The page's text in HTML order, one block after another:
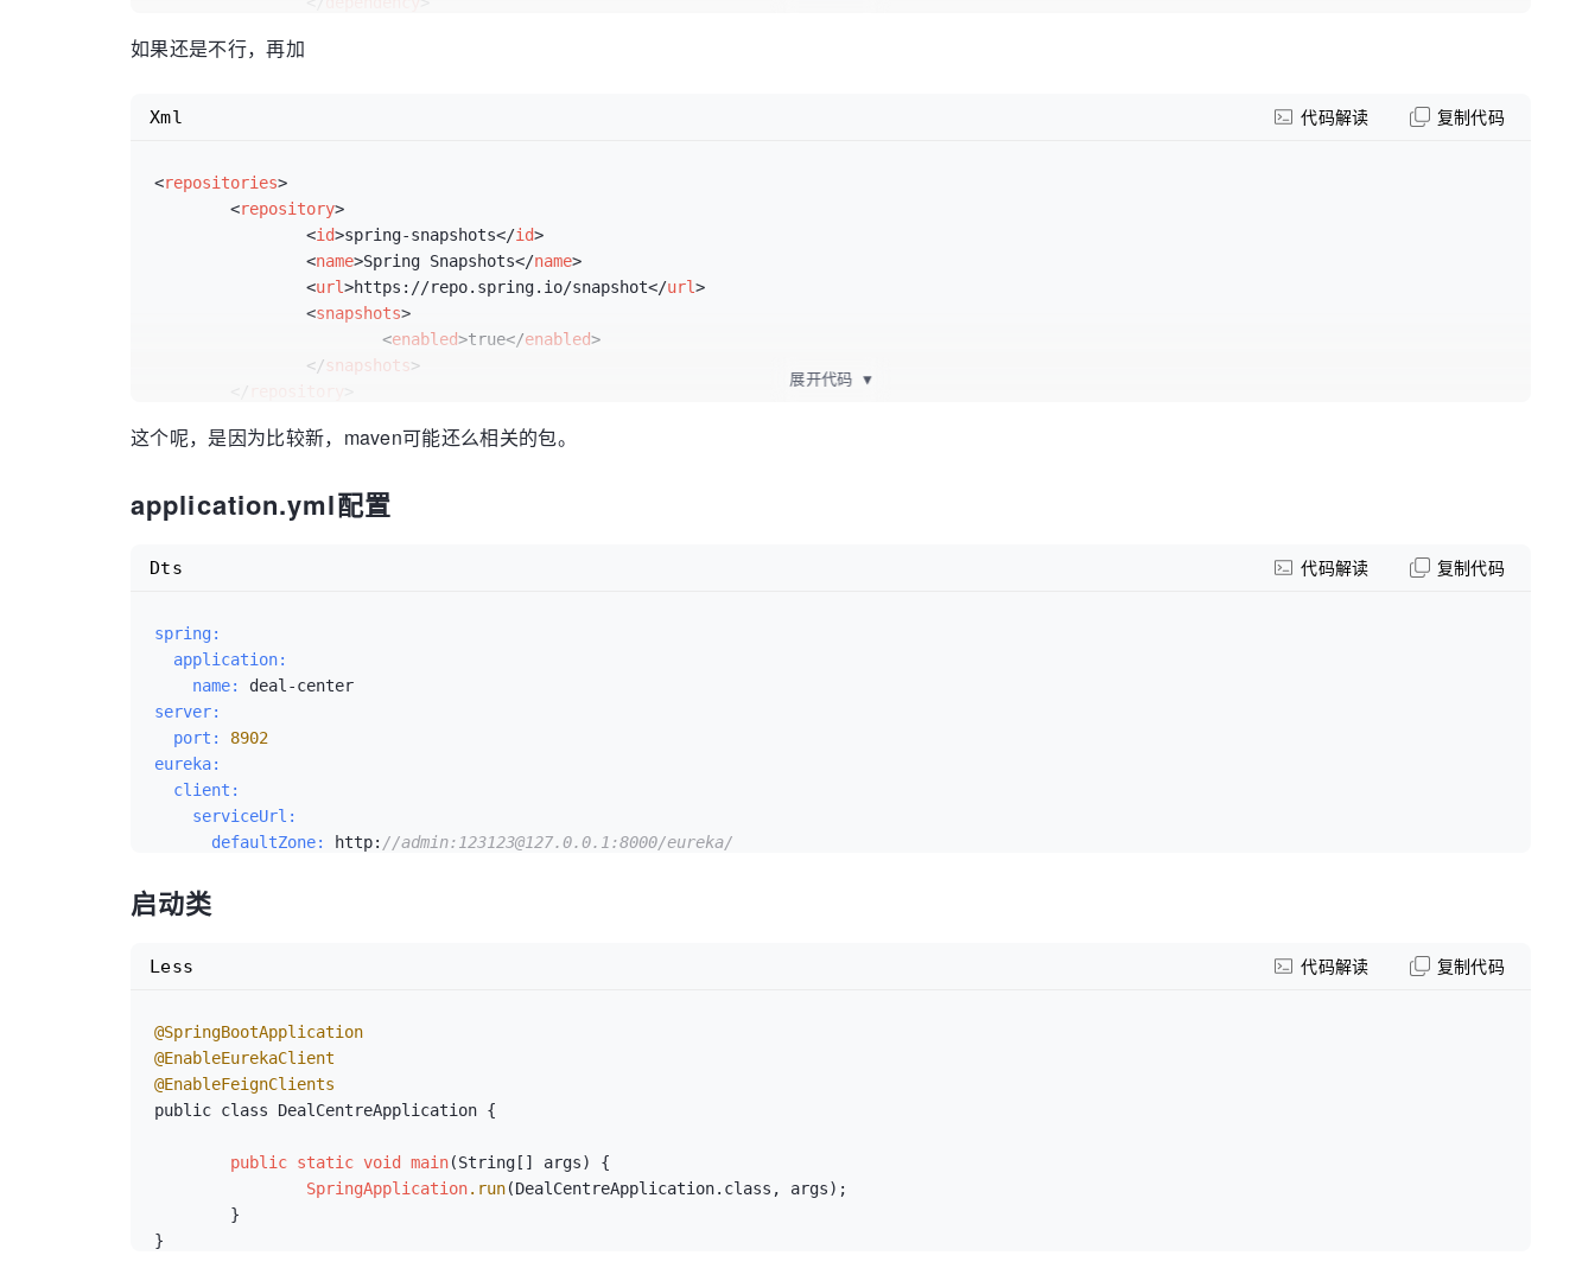
</dependencyManagement
如果还是不行，再加
<repositories>
<repository>
<id>spring-snapshots</id>
<name>Spring Snapshots</name>
<url>https://repo.spring.io/snapshot</url>
<snapshots>
<enabled>true</enabled>
</snapshots>
<id spring-milestones</id>
url>https://repo.spring.io/milestone
snapshots
</repositories
Xml 代码解读 复制代码
展开代码 ▼
这个呢，是因为比较新，maven可能还么相关的包。
application.yml配置
spring:
  application:
    name:
server:
  port:
8902
eureka:
  client:
    serviceUrl:
      defaultZone:
http: //admin:123123@127.0.0.1:8000/eureka/
Dts 代码解读 复制代码
启动类
@SpringBootApplication
@EnableEurekaClient
@EnableFeignClients
public class DealCentreApplication {
public static void main(String[] args) {
SpringApplication.run(DealCentreApplication.class, args);
Less 代码解读 复制代码